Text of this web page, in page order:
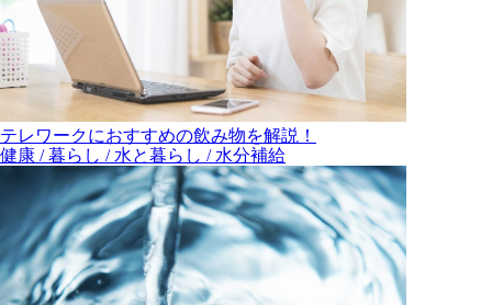
テレワークにおすすめの飲み物を解説！
健康 / 暮らし / 水と暮らし / 水分補給